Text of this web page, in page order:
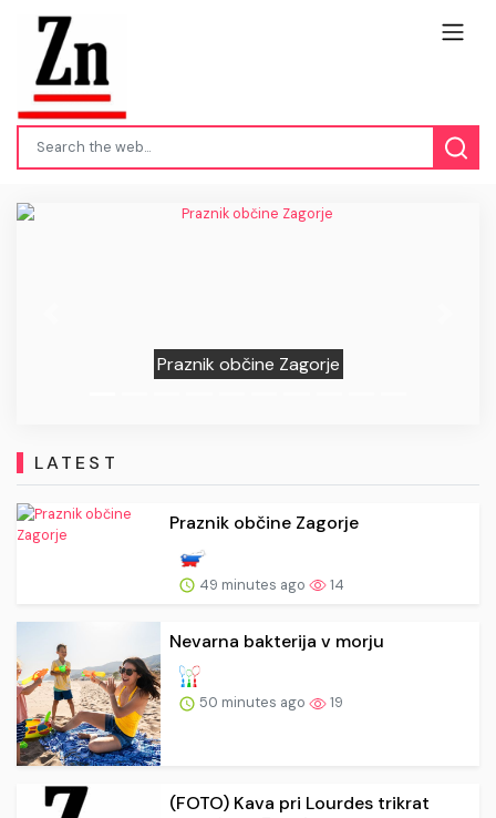
Nevarna bakterija v morju
LATEST
Praznik občine Zagorje
49 minutes ago 14
Nevarna bakterija v morju
50 minutes ago 19
(FOTO) Kava pri Lourdes trikrat